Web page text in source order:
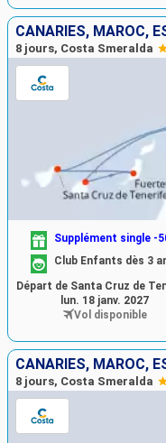
CANARIES, MAROC,
8 jours, Costa Smeralda
Supplément single -
Club Enfants dès 3
Départ de Santa Cruz de
lun. 18 janv. 2027
Vol disponible
CANARIES, MAROC,
8 jours, Costa Smeralda